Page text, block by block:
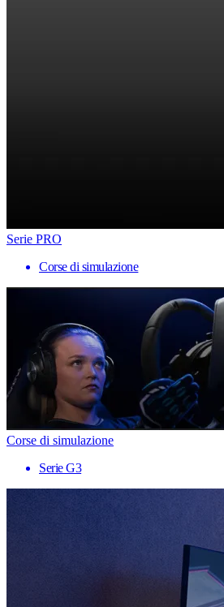
Serie PRO
Corse di simulazione
Corse di simulazione
Serie G3